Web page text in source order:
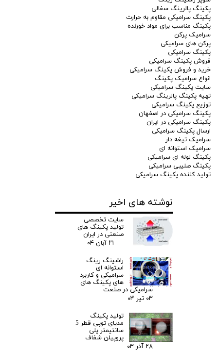
پکینگ پالرینگ سفالی
پکینگ سرامیکی مقاوم به حرارت
پکینگ مناسب برای مواد خورنده
سرامیک پرکن
پرکن های سرامیکی
پکینگ سرامیکی
فروش پکینگ سرامیکی
خرید و فروش پکینگ سرامیکی
انواع سرامیک پکینگ
سایت پکینگ سرامیکی
تهیه پکینگ پالرینگ سرامیکی
توزیع پکینگ سرامیکی
پکینگ سرامیکی در اصفهان
پکینگ سرامیکی در ایران
ارسال پکینگ سرامیکی
سرامیک تیغه دار
سرامیک استوانه ای
پکینگ لوله ای سرامیکی
پکینگ صلیبی سرامیکی
تولید کننده پکینگ سرامیکی
نوشته های اخیر
سایت تخصصی
تولید پکینگ های
صنعتی در ایران
۲۱ آبان ۰۴
راشینگ رینگ
استوانه ای
سرامیکی و کاربرد
های پکینگ های
سرامیکی در صنعت
۰۳ تیر ۰۴
تولید پکینگ
مدیای توپی قطر 5
سانتیمتر پلی
پروپیلن شفاف
۲۸ آذر ۰۳